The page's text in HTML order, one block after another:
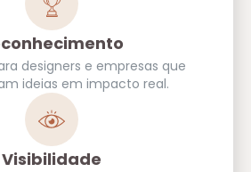
designers e empresas que
ideias em impacto real.
Visibilidade